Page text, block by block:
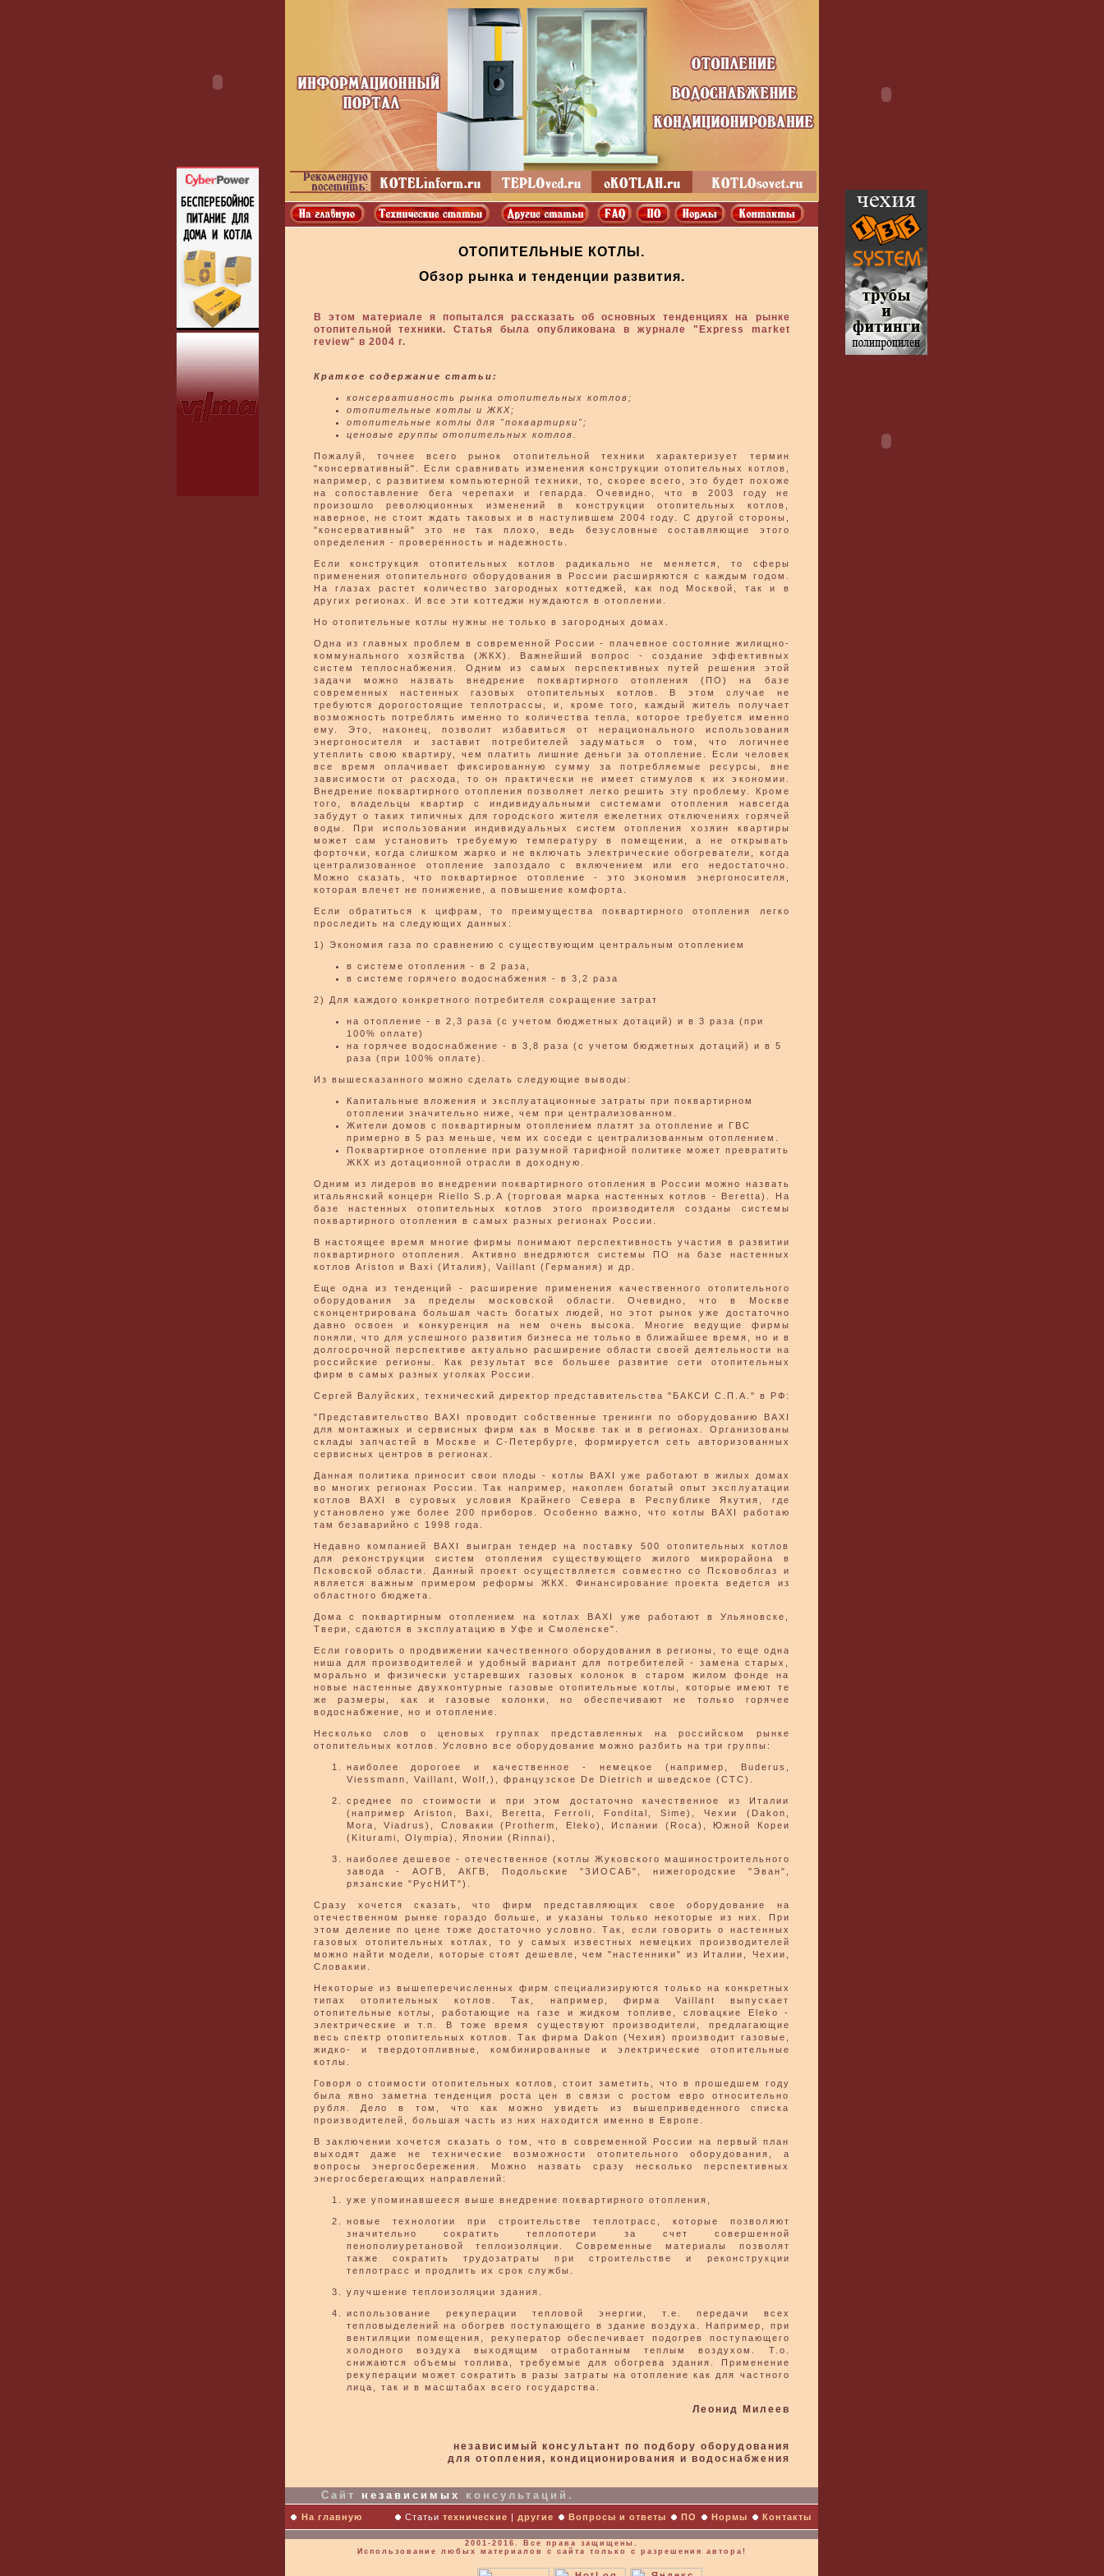
ОТОПИТЕЛЬНЫЕ КОТЛЫ.
Обзор рынка и тенденции развития.
В этом материале я попытался рассказать об основных тенденциях на рынке
отопительной техники. Статья была опубликована в журнале "Express market
review" в 2004 г.
Краткое содержание статьи:
консервативность рынка отопительных котлов;
отопительные котлы и ЖКХ;
отопительные котлы для "поквартирки";
ценовые группы отопительных котлов.
Пожалуй, точнее всего рынок отопительной техники характеризует термин
"консервативный". Если сравнивать изменения конструкции отопительных котлов,
например, с развитием компьютерной техники, то, скорее всего, это будет похоже
на сопоставление бега черепахи и гепарда. Очевидно, что в 2003 году не
произошло революционных изменений в конструкции отопительных котлов,
наверное, не стоит ждать таковых и в наступившем 2004 году. С другой стороны,
"консервативный" это не так плохо, ведь безусловные составляющие этого
определения - проверенность и надежность.
Если конструкция отопительных котлов радикально не меняется, то сферы
применения отопительного оборудования в России расширяются с каждым годом.
На глазах растет количество загородных коттеджей, как под Москвой, так и в
других регионах. И все эти коттеджи нуждаются в отоплении.
Но отопительные котлы нужны не только в загородных домах.
Одна из главных проблем в современной России - плачевное состояние жилищно-
коммунального хозяйства (ЖКХ). Важнейший вопрос - создание эффективных
систем теплоснабжения. Одним из самых перспективных путей решения этой
задачи можно назвать внедрение поквартирного отопления (ПО) на базе
современных настенных газовых отопительных котлов. В этом случае не
требуются дорогостоящие теплотрассы, и, кроме того, каждый житель получает
возможность потреблять именно то количества тепла, которое требуется именно
ему. Это, наконец, позволит избавиться от нерационального использования
энергоносителя и заставит потребителей задуматься о том, что логичнее
утеплить свою квартиру, чем платить лишние деньги за отопление. Если человек
все время оплачивает фиксированную сумму за потребляемые ресурсы, вне
зависимости от расхода, то он практически не имеет стимулов к их экономии.
Внедрение поквартирного отопления позволяет легко решить эту проблему. Кроме
того, владельцы квартир с индивидуальными системами отопления навсегда
забудут о таких типичных для городского жителя ежелетних отключениях горячей
воды. При использовании индивидуальных систем отопления хозяин квартиры
может сам установить требуемую температуру в помещении, а не открывать
форточки, когда слишком жарко и не включать электрические обогреватели, когда
централизованное отопление запоздало с включением или его недостаточно.
Можно сказать, что поквартирное отопление - это экономия энергоносителя,
которая влечет не понижение, а повышение комфорта.
Если обратиться к цифрам, то преимущества поквартирного отопления легко
проследить на следующих данных:
1) Экономия газа по сравнению с существующим центральным отоплением
в системе отопления - в 2 раза,
в системе горячего водоснабжения - в 3,2 раза
2) Для каждого конкретного потребителя сокращение затрат
на отопление - в 2,3 раза (с учетом бюджетных дотаций) и в 3 раза (при
100% оплате)
на горячее водоснабжение - в 3,8 раза (с учетом бюджетных дотаций) и в 5
раза (при 100% оплате).
Из вышесказанного можно сделать следующие выводы:
Капитальные вложения и эксплуатационные затраты при поквартирном
отоплении значительно ниже, чем при централизованном.
Жители домов с поквартирным отоплением платят за отопление и ГВС
примерно в 5 раз меньше, чем их соседи с централизованным отоплением.
Поквартирное отопление при разумной тарифной политике может превратить
ЖКХ из дотационной отрасли в доходную.
Одним из лидеров во внедрении поквартирного отопления в России можно назвать
итальянский концерн Riello S.p.A (торговая марка настенных котлов - Beretta). На
базе настенных отопительных котлов этого производителя созданы системы
поквартирного отопления в самых разных регионах России.
В настоящее время многие фирмы понимают перспективность участия в развитии
поквартирного отопления. Активно внедряются системы ПО на базе настенных
котлов Ariston и Baxi (Италия), Vaillant (Германия) и др.
Еще одна из тенденций - расширение применения качественного отопительного
оборудования за пределы московской области. Очевидно, что в Москве
сконцентрирована большая часть богатых людей, но этот рынок уже достаточно
давно освоен и конкуренция на нем очень высока. Многие ведущие фирмы
поняли, что для успешного развития бизнеса не только в ближайшее время, но и в
долгосрочной перспективе актуально расширение области своей деятельности на
российские регионы. Как результат все большее развитие сети отопительных
фирм в самых разных уголках России.
Сергей Валуйских, технический директор представительства "БАКСИ С.П.А." в РФ:
"Представительство BAXI проводит собственные тренинги по оборудованию BAXI
для монтажных и сервисных фирм как в Москве так и в регионах. Организованы
склады запчастей в Москве и С-Петербурге, формируется сеть авторизованных
сервисных центров в регионах.
Данная политика приносит свои плоды - котлы BAXI уже работают в жилых домах
во многих регионах России. Так например, накоплен богатый опыт эксплуатации
котлов BAXI в суровых условия Крайнего Севера в Республике Якутия, где
установлено уже более 200 приборов. Особенно важно, что котлы BAXI работаю
там безаварийно с 1998 года.
Недавно компанией BAXI выигран тендер на поставку 500 отопительных котлов
для реконструкции систем отопления существующего жилого микрорайона в
Псковской области. Данный проект осуществляется совместно со Псковоблгаз и
является важным примером реформы ЖКХ. Финансирование проекта ведется из
областного бюджета.
Дома с поквартирным отоплением на котлах BAXI уже работают в Ульяновске,
Твери, сдаются в эксплуатацию в Уфе и Смоленске".
Если говорить о продвижении качественного оборудования в регионы, то еще одна
ниша для производителей и удобный вариант для потребителей - замена старых,
морально и физически устаревших газовых колонок в старом жилом фонде на
новые настенные двухконтурные газовые отопительные котлы, которые имеют те
же размеры, как и газовые колонки, но обеспечивают не только горячее
водоснабжение, но и отопление.
Несколько слов о ценовых группах представленных на российском рынке
отопительных котлов. Условно все оборудование можно разбить на три группы:
наиболее дорогоее и качественное - немецкое (например, Buderus,
Viessmann, Vaillant, Wolf,), французское De Dietrich и шведское (CTC).
среднее по стоимости и при этом достаточно качественное из Италии
(например Ariston, Baxi, Beretta, Ferroli, Fondital, Sime), Чехии (Dakon,
Mora, Viadrus), Словакии (Protherm, Eleko), Испании (Roca), Южной Кореи
(Kiturami, Olympia), Японии (Rinnai),
наиболее дешевое - отечественное (котлы Жуковского машиностроительного
завода - АОГВ, АКГВ, Подольские "ЗИОСАБ", нижегородские "Эван",
рязанские "РусНИТ").
Сразу хочется сказать, что фирм представляющих свое оборудование на
отечественном рынке гораздо больше, и указаны только некоторые из них. При
этом деление по цене тоже достаточно условно. Так, если говорить о настенных
газовых отопительных котлах, то у самых известных немецких производителей
можно найти модели, которые стоят дешевле, чем "настенники" из Италии, Чехии,
Словакии.
Некоторые из вышеперечисленных фирм специализируются только на конкретных
типах отопительных котлов. Так, например, фирма Vaillant выпускает
отопительные котлы, работающие на газе и жидком топливе, словацкие Eleko -
электрические и т.п. В тоже время существуют производители, предлагающие
весь спектр отопительных котлов. Так фирма Dakon (Чехия) производит газовые,
жидко- и твердотопливные, комбинированные и электрические отопительные
котлы.
Говоря о стоимости отопительных котлов, стоит заметить, что в прошедшем году
была явно заметна тенденция роста цен в связи с ростом евро относительно
рубля. Дело в том, что как можно увидеть из вышеприведенного списка
производителей, большая часть из них находится именно в Европе.
В заключении хочется сказать о том, что в современной России на первый план
выходят даже не технические возможности отопительного оборудования, а
вопросы энергосбережения. Можно назвать сразу несколько перспективных
энергосберегающих направлений:
уже упоминавшееся выше внедрение поквартирного отопления,
новые технологии при строительстве теплотрасс, которые позволяют
значительно сократить теплопотери за счет совершенной
пенополиуретановой теплоизоляции. Современные материалы позволят
также сократить трудозатраты при строительстве и реконструкции
теплотрасс и продлить их срок службы.
улучшение теплоизоляции здания.
использование рекуперации тепловой энергии, т.е. передачи всех
тепловыделений на обогрев поступающего в здание воздуха. Например, при
вентиляции помещения, рекуператор обеспечивает подогрев поступающего
холодного воздуха выходящим отработанным теплым воздухом. Т.о.
снижаются объемы топлива, требуемые для обогрева здания. Применение
рекуперации может сократить в разы затраты на отопление как для частного
лица, так и в масштабах всего государства.
Леонид Милеев
независимый консультант по подбору оборудования
для отопления, кондиционирования и водоснабжения
Сайт независимыхконсультаций.
На главную Статьи технические | другие Вопросы и ответы ПО Нормы Контакты
2001-2016. Все права защищены.
Использование любых материалов с сайта только с разрешения автора!